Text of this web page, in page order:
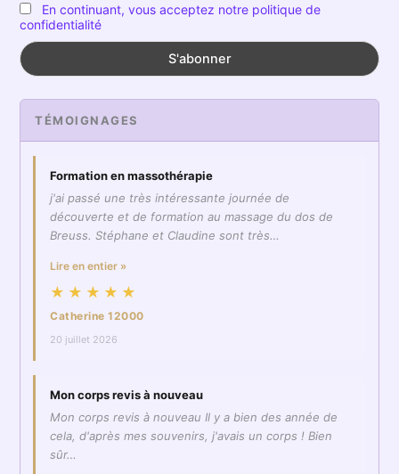
En continuant, vous acceptez notre politique de
confidentialité
TÉMOIGNAGES
Formation en massothérapie
j'ai passé une très intéressante journée de
découverte et de formation au massage du dos de
Breuss. Stéphane et Claudine sont très…
Lire en entier »
★★★★★
Catherine 12000
20 juillet 2026
Mon corps revis à nouveau
Mon corps revis à nouveau Il y a bien des année de
cela, d'après mes souvenirs, j'avais un corps ! Bien
sûr…